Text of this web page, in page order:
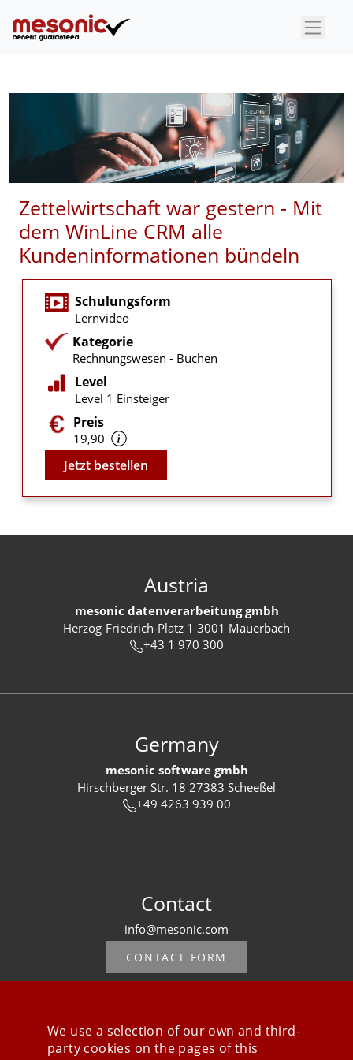
×
Zettelwirtschaft war gestern - Mit
dem WinLine CRM alle
Kundeninformationen bündeln
Schulungsform
Lernvideo
Kategorie
Rechnungswesen - Buchen
Level
Level 1 Einsteiger
Preis
19,90
Video
Jetzt bestellen
Austria
mesonic datenverarbeitung gmbh
Herzog-Friedrich-Platz 1 3001 Mauerbach
+43 1 970 300
Germany
mesonic software gmbh
Hirschberger Str. 18 27383 Scheeßel
+49 4263 939 00
Contact
info@mesonic.com
CONTACT FORM
We use a selection of our own and third-
party cookies on the pages of this